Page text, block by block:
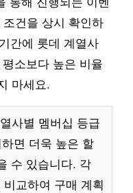
통해 진행되는 이벤
건을 상시 확인하
간에 롯데 계열사
소보다 높은 비율
마세요.
사별 멤버십 등급
면 더욱 높은 할
수 있습니다. 각
교하여 구매 계획